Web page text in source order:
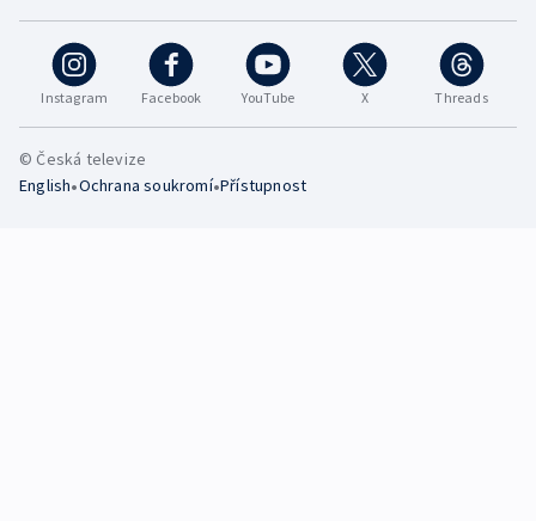
Instagram Facebook YouTube X Threads
© Česká televize
English•Ochrana soukromí•Přístupnost